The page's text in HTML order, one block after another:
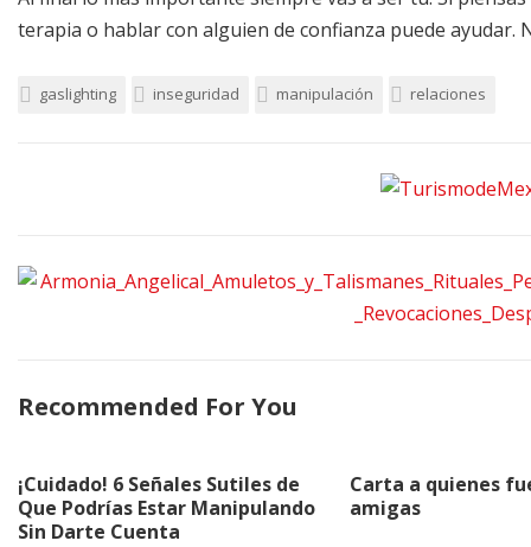
terapia o hablar con alguien de confianza puede ayudar.
gaslighting inseguridad manipulación relaciones
Recommended For You
¡Cuidado! 6 Señales Sutiles de
Que Podrías Estar Manipulando
Sin Darte Cuenta
Carta a quienes
amigas